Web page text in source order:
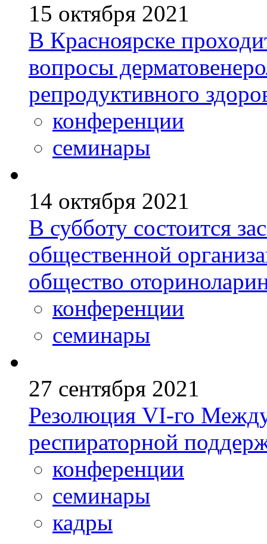
15 октября 2021
В Красноярске
вопросы
репродуктивного
конференции
семинары
14 октября 2021
В субботу состоится
общественной
общество
конференции
семинары
27 сентября 2021
Резолюция VI-го
респираторной
конференции
семинары
кадры